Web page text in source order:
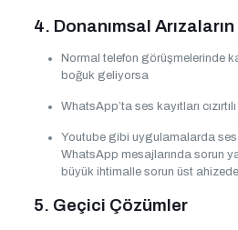
4. Donanımsal
Normal telefon görüşmelerinde
boğuk geliyorsa
WhatsApp’ta ses kayıtları
Youtube gibi uygulamalarda
WhatsApp mesajlarında sorun
büyük ihtimalle sorun üst
5. Geçici Çözümler